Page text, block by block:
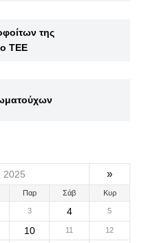
της
ΤΕΕ
2025 »
Παρ Σάβ Κυρ
3 4 5
10 11 12